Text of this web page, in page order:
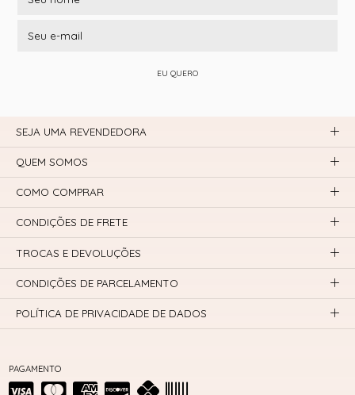
EU QUERO
PAGAMENTO
SEJA UMA REVENDEDORA
QUEM SOMOS
COMO COMPRAR
CONDIÇÕES DE FRETE
TROCAS E DEVOLUÇÕES
CONDIÇÕES DE PARCELAMENTO
POLÍTICA DE PRIVACIDADE DE DADOS